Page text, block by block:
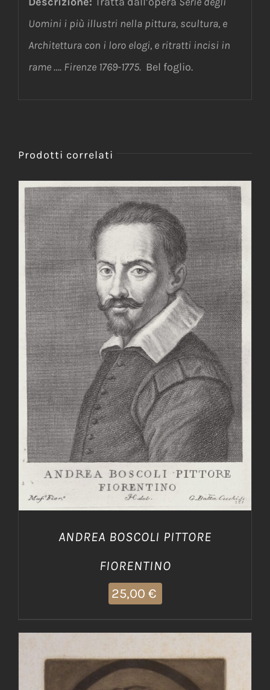
Uomini i più illustri nella pittura, scultura, e
Architettura con i loro elogi, e ritratti incisi in
rame …. Firenze 1769-1775. Bel foglio.
Prodotti correlati
AGGIUNGI AL CARRELLO / DETTAGLI
ANDREA BOSCOLI PITTORE
FIORENTINO
25,00 €